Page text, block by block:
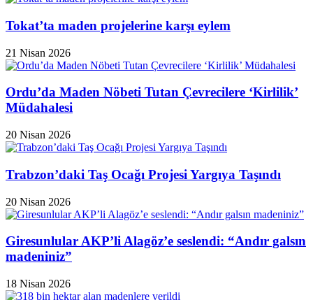
Tokat’ta maden projelerine karşı eylem
21 Nisan 2026
Ordu’da Maden Nöbeti Tutan Çevrecilere ‘Kirlilik’
Müdahalesi
20 Nisan 2026
Trabzon’daki Taş Ocağı Projesi Yargıya Taşındı
20 Nisan 2026
Giresunlular AKP’li Alagöz’e seslendi: “Andır galsın
madeniniz”
18 Nisan 2026